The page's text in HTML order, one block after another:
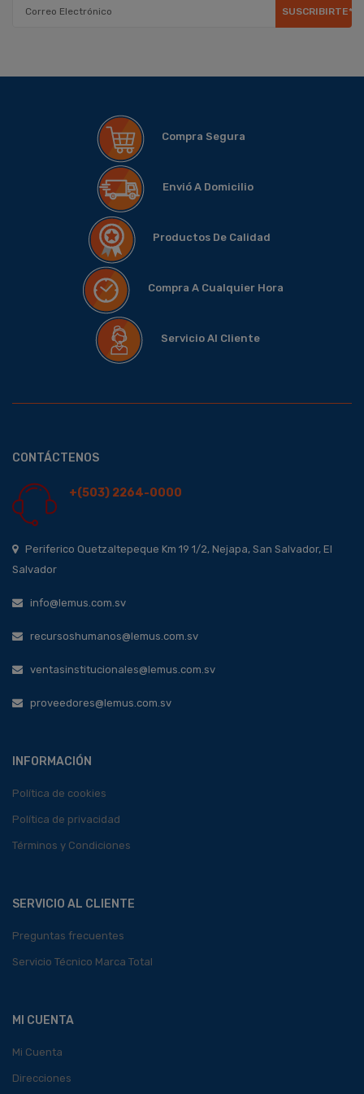
SUSCRIBIRTE*
Compra Segura
Envió A Domicilio
Productos De Calidad
Compra A Cualquier Hora
Servicio Al Cliente
CONTÁCTENOS
+(503) 2264-0000
Periferico Quetzaltepeque Km 19 1/2, Nejapa, San Salvador, El
Salvador
info@lemus.com.sv
recursoshumanos@lemus.com.sv
ventasinstitucionales@lemus.com.sv
proveedores@lemus.com.sv
INFORMACIÓN
Política de cookies
Política de privacidad
Términos y Condiciones
SERVICIO AL CLIENTE
Preguntas frecuentes
Servicio Técnico Marca Total
MI CUENTA
Mi Cuenta
Direcciones